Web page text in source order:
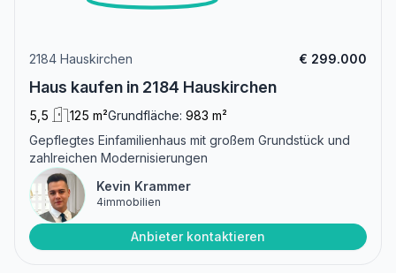
2184 Hauskirchen € 299.000
Haus kaufen in 2184 Hauskirchen
5,5 125 m²Grundfläche: 983 m²
Gepflegtes Einfamilienhaus mit großem Grundstück und
zahlreichen Modernisierungen
Kevin Krammer
4immobilien
Anbieter kontaktieren